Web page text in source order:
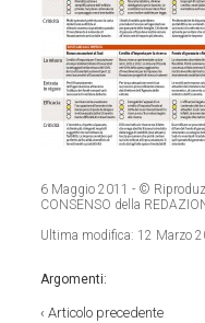
6 Maggio 2011 - ©
CONSENSO della
Ultima modifica: 12 Marzo
Argomenti:
‹Articolo precedente